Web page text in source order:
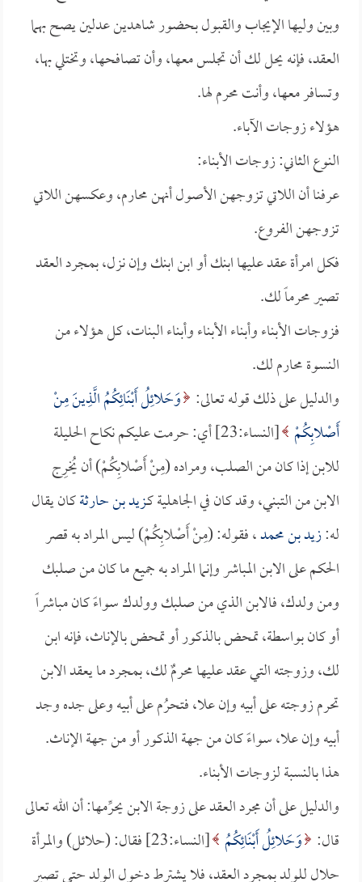
وبين وليها الإيجاب والقبول بحضور شاهدين عدلين يصح بهما
العقد، فإنه يحل لك أن تجلس معها، وأن تصافحها، وتختلي بها،
وتسافر معها، وأنت محرم لها.
هؤلاء زوجات الآباء.
النوع الثاني: زوجات الأبناء:
عرفنا أن اللاتي تزوجهن الأصول أنهن محارم، وعكسهن اللاتي
تزوجهن الفروع.
فكل امرأة عقد عليها ابنك أو ابن ابنك وإن نزل، بمجرد العقد
تصير محرماً لك.
فزوجات الأبناء وأبناء الأبناء وأبناء البنات، كل هؤلاء من
النسوة محارم لك.
والدليل على ذلك قوله تعالى: وَحَلائِلُ أَبْنَائِكُمُ الَّذِينَ مِنْ
أَصْلابِكُمْ
[النساء:23] أي: حرمت عليكم نكاح الحليلة
للابن إذا كان من الصلب، ومراده (مِنْ أَصْلابِكُمْ) أن يُخرِج
الابن من التبني، وقد كان في الجاهلية كـزيد بن حارثةكان يقال
له:زيد بن محمد، فقوله: (مِنْ أَصْلابِكُمْ) ليس المراد به قصر
الحكم على الابن المباشر وإنما المراد به جميع ما كان من صلبك
ومن ولدك، فالابن الذي من صلبك وولدك سواءً كان مباشراً
أو كان بواسطة، تمحض بالذكور أو تمحض بالإناث، فإنه ابن
لك، وزوجته التي عقد عليها محرمٌ لك، بمجرد ما يعقد الابن
تحرم زوجته على أبيه وإن علا، فتحرُم على أبيه وعلى جده وجد
أبيه وإن علا، سواءً كان من جهة الذكور أو من جهة الإناث.
هذا بالنسبة لزوجات الأبناء.
والدليل على أن مجرد العقد على زوجة الابن يحرِّمها: أن الله تعالى
قال: وَحَلائِلُ أَبْنَائِكُمُ
[النساء:23] فقال: (حلائل) والمرأة